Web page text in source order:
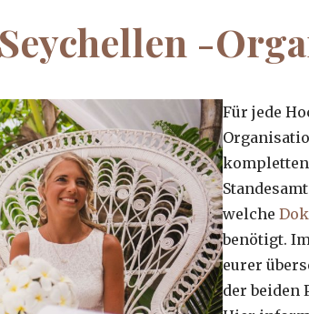
-
Für jede
kompletten
welche
benötigt.
eurer
der beiden